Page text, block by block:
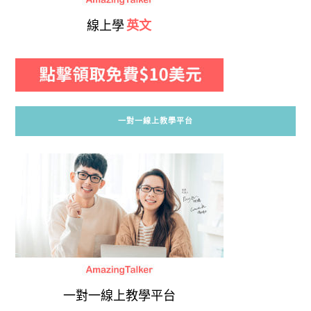
線上學 英文
一對一線上教學平台
一對一線上教學平台